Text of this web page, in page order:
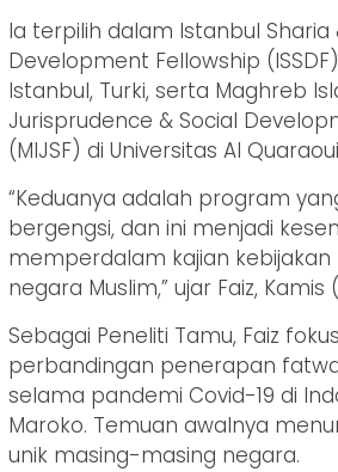
Ia terpilih dalam Istanbul Sharia
Development Fellowship
Istanbul, Turki, serta Maghreb
Jurisprudence & Social
(MIJSF) di Universitas Al
“Keduanya adalah program
bergengsi, dan ini menjadi
memperdalam kajian
negara Muslim,” ujar Faiz, Kamis
Sebagai Peneliti Tamu, Faiz
perbandingan penerapan
selama pandemi Covid-19 di
Maroko. Temuan awalnya
unik masing-masing negara.